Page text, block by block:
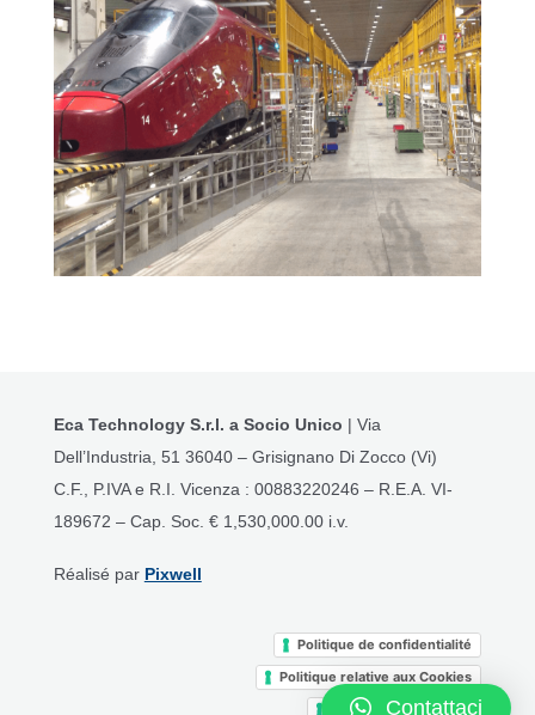
Eca Technology S.r.l. a Socio Unico | Via
Dell’Industria, 51 36040 – Grisignano Di Zocco (Vi)
C.F., P.IVA e R.I. Vicenza : 00883220246 – R.E.A. VI-
189672 – Cap. Soc. € 1,530,000.00 i.v.
Réalisé par Pixwell
Politique de confidentialité
Politique relative aux Cookies
Conditions Générales
Contattaci